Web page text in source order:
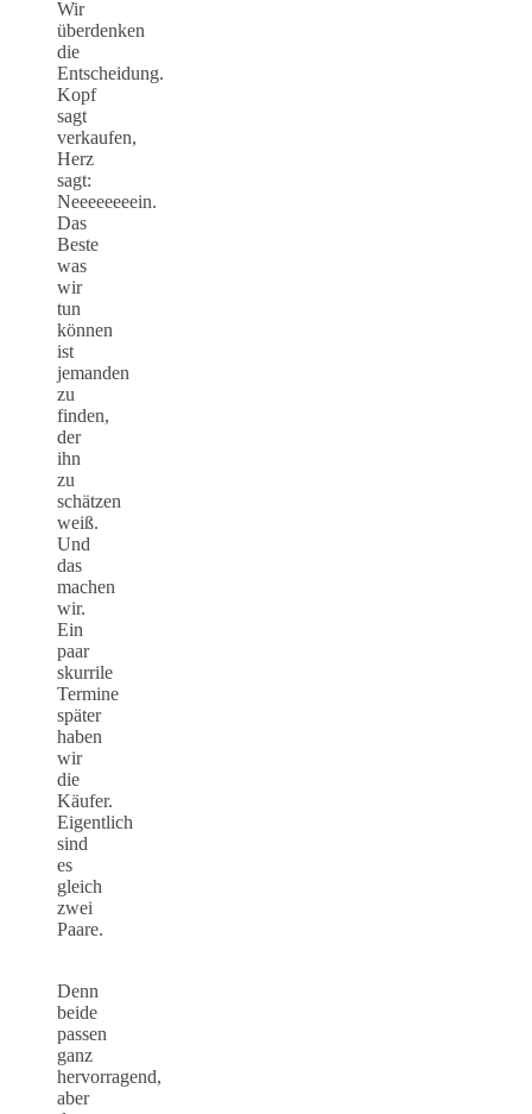
Wir
überdenken
die
Entscheidung.
Kopf
sagt
verkaufen,
Herz
sagt:
Neeeeeeeein.
Das
Beste
was
wir
tun
können
ist
jemanden
zu
finden,
der
ihn
zu
schätzen
weiß.
Und
das
machen
wir.
Ein
paar
skurrile
Termine
später
haben
wir
die
Käufer.
Eigentlich
sind
es
gleich
zwei
Paare.
Denn
beide
passen
ganz
hervorragend,
aber